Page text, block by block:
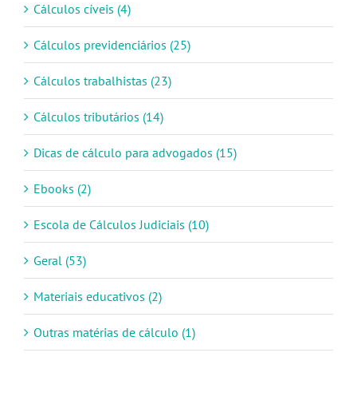
Cálculos cíveis (4)
Cálculos previdenciários (25)
Cálculos trabalhistas (23)
Cálculos tributários (14)
Dicas de cálculo para advogados (15)
Ebooks (2)
Escola de Cálculos Judiciais (10)
Geral (53)
Materiais educativos (2)
Outras matérias de cálculo (1)